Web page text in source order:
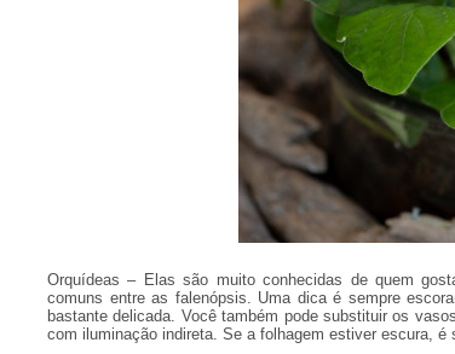
Orquídeas – Elas são muito conhecidas de quem
comuns entre as falenópsis. Uma dica é sempre
bastante delicada. Você também pode substituir os
com iluminação indireta. Se a folhagem estiver escura, é